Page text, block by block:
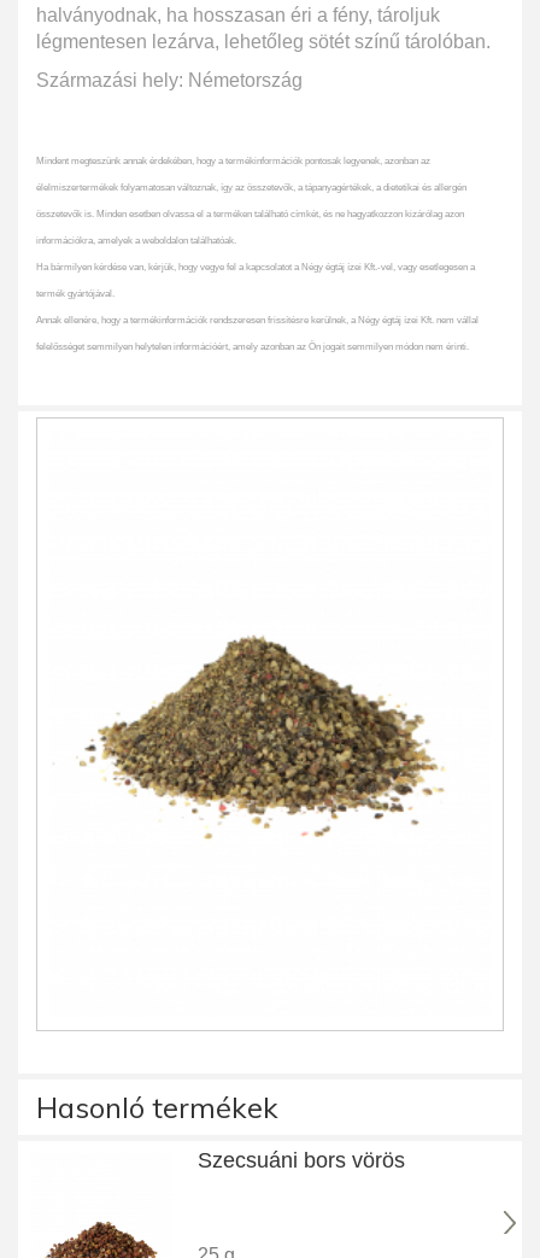
halványodnak, ha hosszasan éri a fény, tároljuk
légmentesen lezárva, lehetőleg sötét színű tárolóban.
Származási hely: Németország
Mindent megteszünk annak érdekében, hogy a termékinformációk pontosak legyenek, azonban az
élelmiszertermékek folyamatosan változnak, így az összetevők, a tápanyagértékek, a dietetikai és allergén
összetevők is. Minden esetben olvassa el a terméken található címkét, és ne hagyatkozzon kizárólag azon
információkra, amelyek a weboldalon találhatóak.
Ha bármilyen kérdése van, kérjük, hogy vegye fel a kapcsolatot a Négy égtáj ízei Kft.-vel, vagy esetlegesen a
termék gyártójával.
Annak ellenére, hogy a termékinformációk rendszeresen frissítésre kerülnek, a Négy égtáj ízei Kft. nem vállal
felelősséget semmilyen helytelen információért, amely azonban az Ön jogait semmilyen módon nem érinti.
Hasonló termékek
Szecsuáni bors vörös